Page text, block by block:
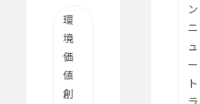
環
境
価
値
創
ン
ニ
ュ
ー
ト
ラ